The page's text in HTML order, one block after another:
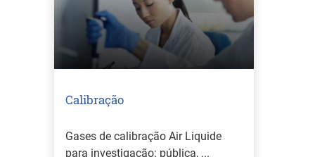
Calibração
Gases de calibração Air Liquide
para investigação: pública, ...